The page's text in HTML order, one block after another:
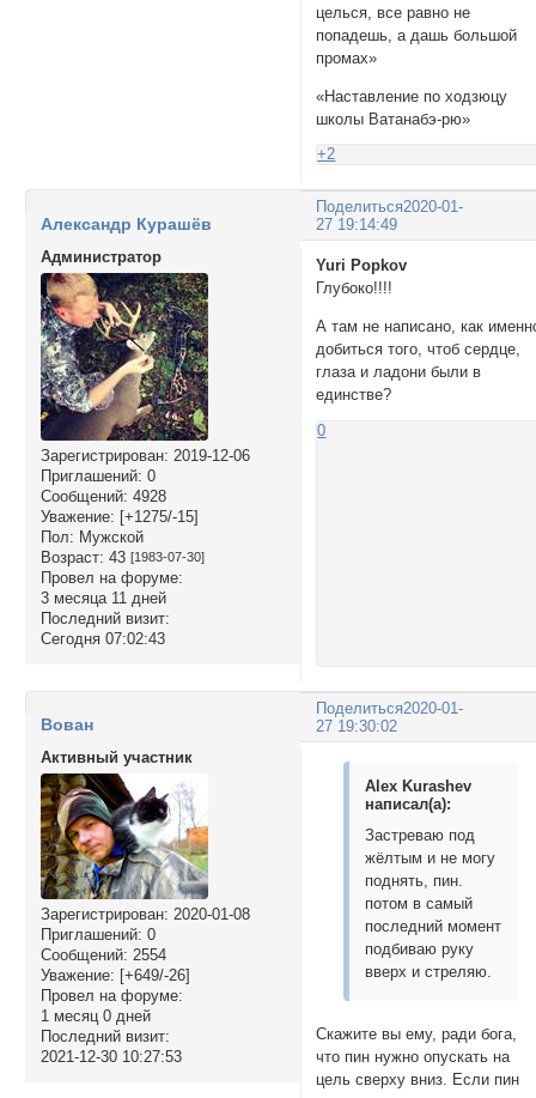
целься, все равно не
попадешь, а дашь большой
промах»
«Наставление по ходзюцу
школы Ватанабэ-рю»
+2
Поделиться2020-01-
27 19:14:49
Александр Курашёв
Администратор
Зарегистрирован: 2019-12-06
Приглашений: 0
Сообщений: 4928
Уважение: [+1275/-15]
Пол: Мужской
Возраст: 43 [1983-07-30]
Провел на форуме:
3 месяца 11 дней
Последний визит:
Сегодня 07:02:43
Yuri Popkov
Глубоко!!!!
А там не написано, как
добиться того, чтоб сердце,
глаза и ладони были в
единстве?
0
Поделиться2020-01-
27 19:30:02
Вован
Активный участник
Зарегистрирован: 2020-01-08
Приглашений: 0
Сообщений: 2554
Уважение: [+649/-26]
Провел на форуме:
1 месяц 0 дней
Последний визит:
2021-12-30 10:27:53
Alex Kurashev
написал(а):
Застреваю под
жёлтым и не могу
поднять, пин.
потом в самый
последний момент
подбиваю руку
вверх и стреляю.
Скажите вы ему, ради бога,
что пин нужно опускать на
цель сверху вниз. Если пин